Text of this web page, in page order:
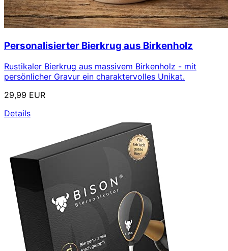
Personalisierter Bierkrug aus Birkenholz
Rustikaler Bierkrug aus massivem Birkenholz - mit
persönlicher Gravur ein charaktervolles Unikat.
29,99 EUR
Details